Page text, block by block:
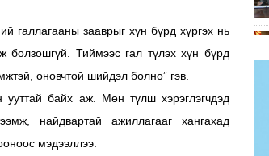
галлагааны зааврыг хүн бүрд хүргэх нь
болзошгүй. Тиймээс гал түлэх хүн бүрд
оновчтой шийдэл болно” гэв.
байх аж. Мөн түлш хэрэглэгчдэд
найдвартай ажиллагааг хангахад
мэдээллээ.